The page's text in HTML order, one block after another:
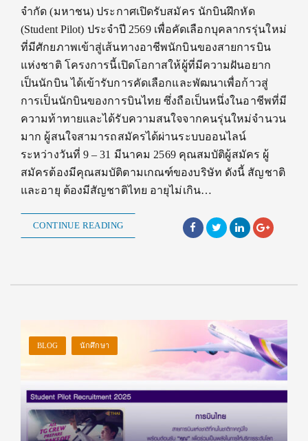
จำกัด (มหาชน) ประกาศเปิดรับสมัคร นักบินฝึกหัด
(Student Pilot) ประจำปี 2569 เพื่อคัดเลือกบุคลากรรุ่นใหม่
ที่มีศักยภาพเข้าสู่เส้นทางอาชีพนักบินของสายการบิน
แห่งชาติ โครงการนี้เปิดโอกาสให้ผู้ที่มีความฝันอยาก
เป็นนักบิน ได้เข้ารับการคัดเลือกและพัฒนาเพื่อก้าวสู่
การเป็นนักบินของการบินไทย ซึ่งถือเป็นหนึ่งในอาชีพที่มี
ความท้าทายและได้รับความสนใจจากคนรุ่นใหม่จำนวน
มาก ผู้สนใจสามารถสมัครได้ผ่านระบบออนไลน์
ระหว่างวันที่ 9 – 31 มีนาคม 2569 คุณสมบัติผู้สมัคร ผู้
สมัครต้องมีคุณสมบัติตามเกณฑ์ของบริษัท ดังนี้ สัญชาติ
และอายุ ต้องมีสัญชาติไทย อายุไม่เกิน…
CONTINUE READING
BLOG นักศึกษา